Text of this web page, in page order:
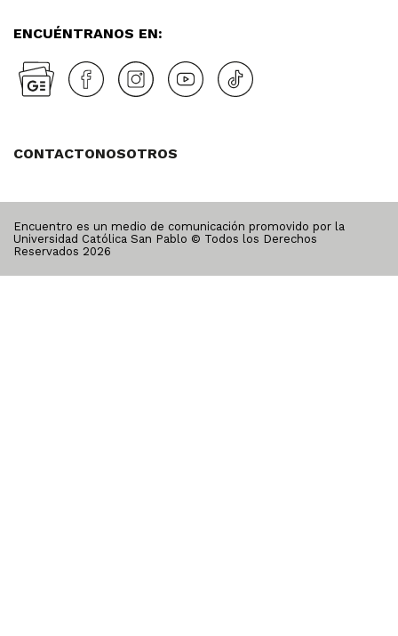
ENCUÉNTRANOS EN:
CONTACTONOSOTROS
Encuentro es un medio de comunicación promovido por la
Universidad Católica San Pablo © Todos los Derechos
Reservados 2026